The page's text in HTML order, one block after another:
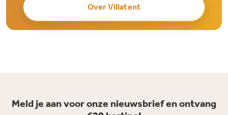
Over Villatent
Meld je aan voor onze nieuwsbrief en ontvang